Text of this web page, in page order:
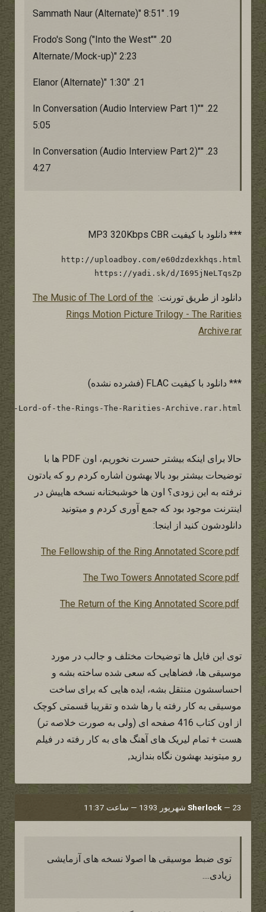
19. "Sammath Naur (Alternate)" 8:51
20. "Frodo's Song ("Into the West"
Alternate/Mock-up)" 2:23
21. "Elanor (Alternate)" 1:30
22. "In Conversation (Audio Interview Part 1)"
5:05
23. "In Conversation (Audio Interview Part 2)"
4:27
*** دانلود با کیفیت MP3 320Kbps CBR
https://yadi.sk/d/I695jNeLTqsZp
دانلود از طریق تورنت: The Music of The Lord of the
Rings Motion Picture Trilogy - The Rarities
Archive.rar
*** دانلود با کیفیت FLAC (فشرده نشده)
The-Lord-of-the-Rings-The-Rarities-Archive.rar.html
حالا برای اینکه بیشتر حسرت نخوریم، اون PDF ها با
توضیحات بیشتر بود بالا بهشون اشاره کردم رو که یادتون
نرفته به این زودی؟ اون ها خوشبختانه نسخه هاییش در
اینترنت موجود بود که جمع آوری کردم و میتونید
دانلودشون کنید از اینجا:
The Fellowship of the Ring Annotated Score.pdf
The Two Towers Annotated Score.pdf
The Return of the King Annotated Score.pdf
توی این فایل ها توضیحات مختلف و جالب در مورد
موسیقی ها، فضاهایی که سعی شده ساخته بشه و
احساسشون منتقل بشه، ایده هایی که برای ساخت
موسیقی به کار رفته یا رها شده و تقریبا قسمتی کوچک
از اون کتاب 416 صفحه ای (ولی به صورت خلاصه تر)
هست + تمام لیریک های آهنگ های به کار رفته در فیلم
رو میتونید بهشون نگاه بندازید,
Sherlock — 23 شهریور 1393 — ساعت 11:37
توی ضبط موسیقی ها اصولا نسخه های آزمایشی
زیادی....